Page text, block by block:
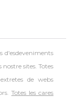
d'esdeveniments
nostre sites. Totes
de webs
Totes les cares